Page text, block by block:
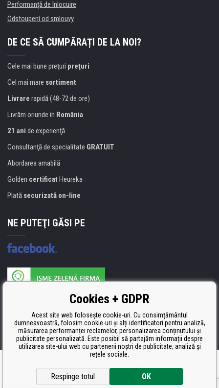
Performanță de înlocuire
Odstoupení od smlouvy
DE CE SĂ CUMPĂRAȚI DE LA NOI?
Cele mai bune preţuri preţuri
Cel mai mare sortiment
Livrare rapidă (48-72 de ore)
Livrăm oriunde în România
21 ani de experienţă
Consultanţă de specialitate GRATUIT
Abordarea amabilă
Golden certificat Heureka
Plată securizată on-line
NE PUTEŢI GĂSI PE
Producătorul umpluturii de rezervă este certificat
ISO 9001, ISO 14001 şi STMC.
Ecommerce solutionsBINARGON.cz
Cookies + GDPR
Acest site web folosește cookie-uri. Cu consimțământul
dumneavoastră, folosim cookie-uri și alți identificatori pentru analiză,
măsurarea performanței reclamelor, personalizarea conținutului și
publicitate personalizată. Este posibil să partajăm informații despre
utilizarea site-ului web cu partenerii noștri de publicitate, analiză și
rețele sociale.
Respinge totul OK